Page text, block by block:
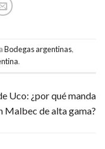
Bodegas argentinas,
.
Uco: ¿por qué manda
Malbec de alta gama?